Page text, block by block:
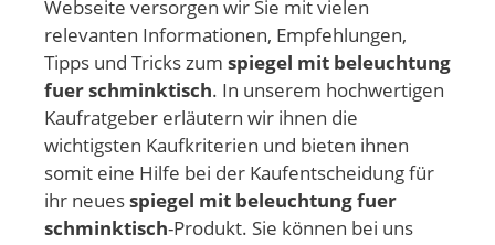
Webseite versorgen wir Sie mit vielen
relevanten Informationen, Empfehlungen,
Tipps und Tricks zum spiegel mit beleuchtung
fuer schminktisch. In unserem hochwertigen
Kaufratgeber erläutern wir ihnen die
wichtigsten Kaufkriterien und bieten ihnen
somit eine Hilfe bei der Kaufentscheidung für
ihr neuesspiegel mit beleuchtung fuer
schminktisch-Produkt. Sie können bei uns